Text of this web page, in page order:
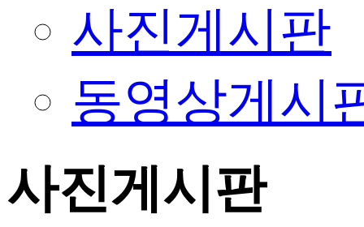
사진게시판
동영상게시
사진게시판